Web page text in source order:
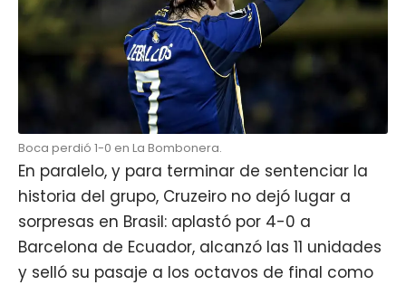
Boca perdió 1-0 en La Bombonera.
En paralelo, y para terminar de sentenciar la
historia del grupo, Cruzeiro no dejó lugar a
sorpresas en Brasil: aplastó por 4-0 a
Barcelona de Ecuador, alcanzó las 11 unidades
y selló su pasaje a los octavos de final como